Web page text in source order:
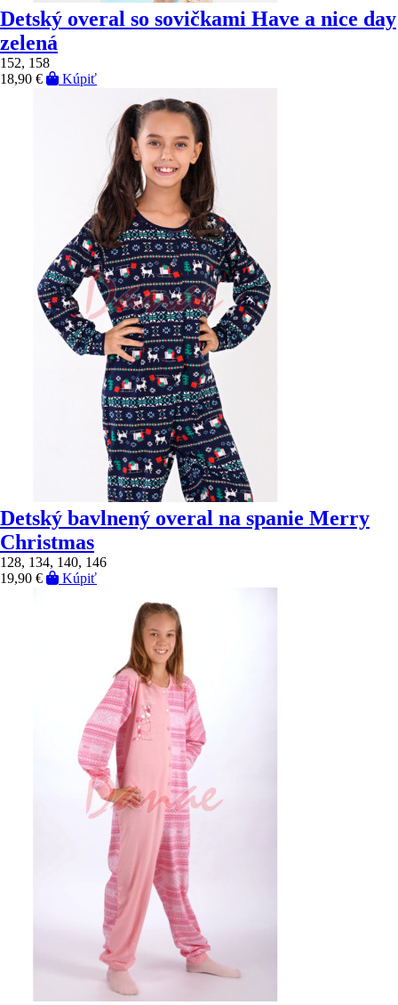
Detský overal so sovičkami Have a nice day
zelená
152, 158
18,90 €
Kúpiť
Detský bavlnený overal na spanie Merry
Christmas
128, 134, 140, 146
19,90 €
Kúpiť